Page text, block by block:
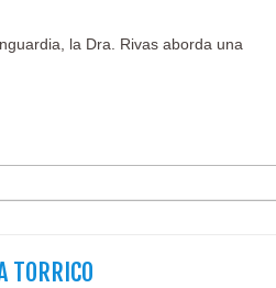
la Dra. Rivas aborda una
TORRICO